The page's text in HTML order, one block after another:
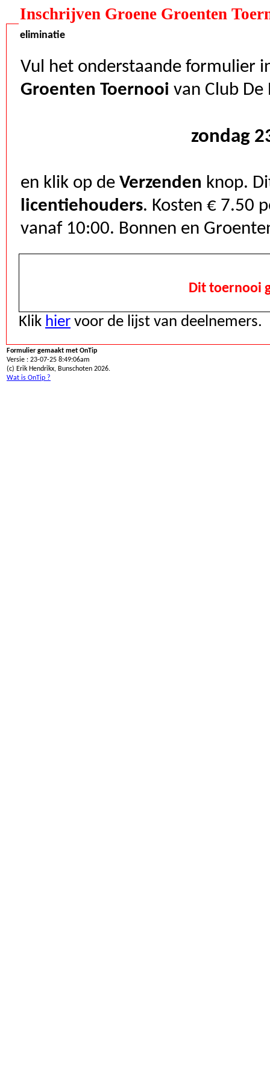
Inschrijven Groene Groenten
eliminatie
Vul het onderstaande formulier
Groenten Toernooi
zondag
en klik op de Verzenden knop.
licentiehouders. Kosten € 7.50 per persoon. Melden vanaf 09:30. Spelen
vanaf 10:00. Bonnen en
Dit toernooi
Klik hier voor de lijst van deelnemers.
Formulier gemaakt met OnTip
Versie : 23-07-25 8:49:06am
(c) Erik Hendrikx, Bunschoten 2026.
Wat is OnTip ?